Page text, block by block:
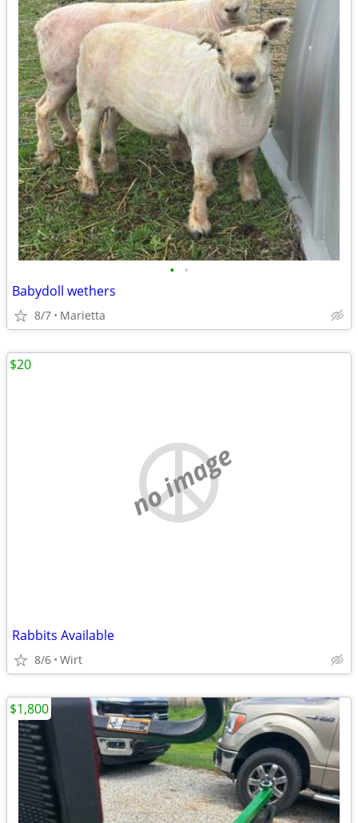
• •
Babydoll wethers
8/7 Marietta
no image
Rabbits Available
8/6 Wirt
$20
$1,800